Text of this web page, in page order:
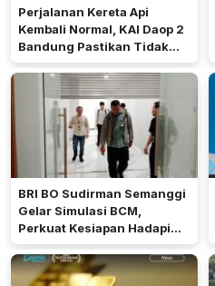
Perjalanan Kereta Api
Kembali Normal, KAI Daop 2
Bandung Pastikan Tidak
Ada Kerusakan Prasarana
maupun Infrastruktur
Operasional Pasca Gempa
Pangandaran
BRI BO Sudirman Semanggi
Gelar Simulasi BCM,
Perkuat Kesiapan Hadapi
Kondisi Darurat